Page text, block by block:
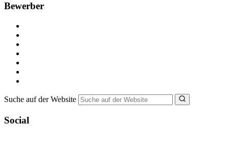
Bewerber
Suche auf der Website
Social